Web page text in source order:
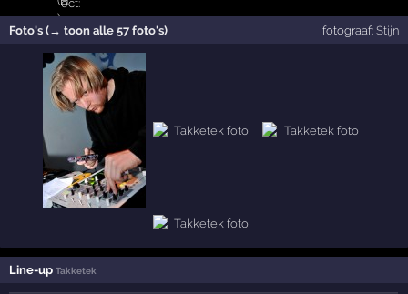
Foto's (→ toon alle 57 foto's) fotograaf: Stijn
Line-upTakketek